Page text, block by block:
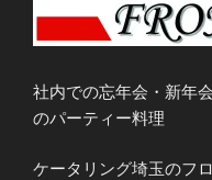
社内での忘年会・新年
のパーティー料理
ケータリング埼玉のフ